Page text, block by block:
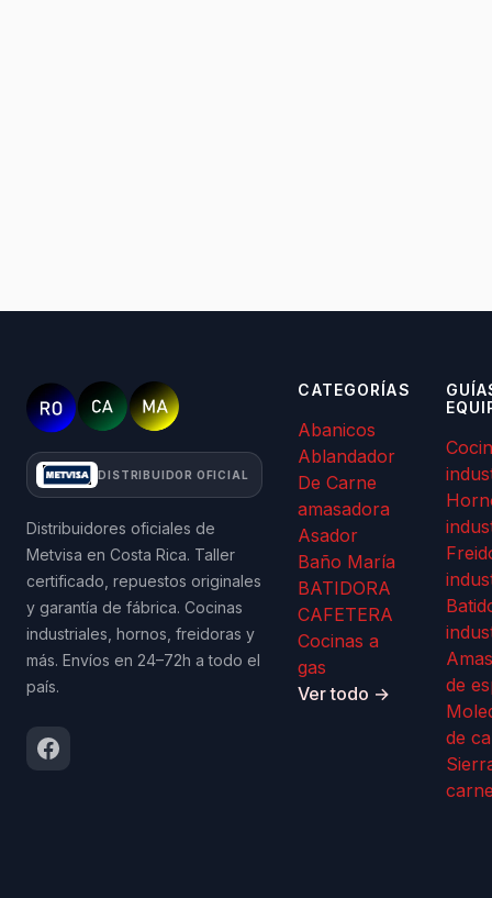
DISTRIBUIDOR OFICIAL
Distribuidores oficiales de
Metvisa en Costa Rica. Taller
certificado, repuestos originales
y garantía de fábrica. Cocinas
industriales, hornos, freidoras y
más. Envíos en 24–72h a todo el
país.
CATEGORÍAS
Abanicos
Ablandador
De Carne
amasadora
Asador
Baño María
BATIDORA
CAFETERA
Cocinas a
gas
Ver todo →
de
de